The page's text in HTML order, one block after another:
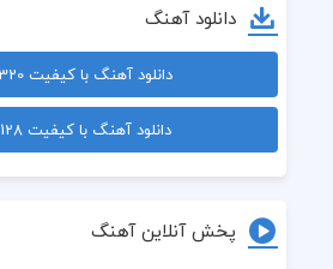
پیچ و خمِ جاده شمال هر دو
(آهای آهای پرنسس خوش
مرسی که حس عشقو هدیه
دانلود آهنگ
دانلود آهنگ با کیفیت 320 kbps
دانلود آهنگ با کیفیت 128 kbps
پخش آنلاین آهنگ